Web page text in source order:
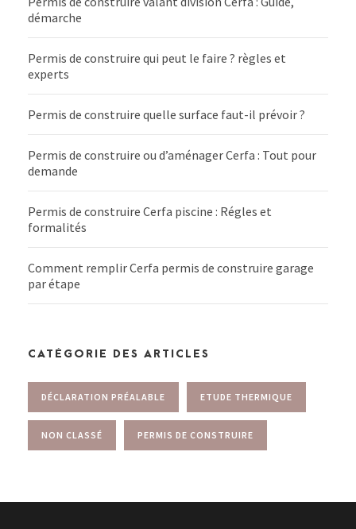
démarche
Permis de construire qui peut le faire ? règles et
experts
Permis de construire quelle surface faut-il prévoir ?
Permis de construire ou d’aménager Cerfa : Tout pour
demande
Permis de construire Cerfa piscine : Régles et
formalités
Comment remplir Cerfa permis de construire garage
par étape
CATÉGORIE DES ARTICLES
DÉCLARATION PRÉALABLE ETUDE THERMIQUE
NON CLASSÉ PERMIS DE CONSTRUIRE